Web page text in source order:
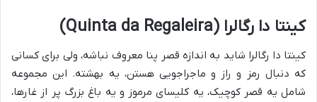
کینتا دا رگالرا (Quinta da Regaleira)
کینتا دا رگالرا شاید به اندازه قصر پنا معروف نباشه، ولی برای کسانی
که دنبال رمز و راز و ماجراجویی هستن، یه بهشته. این مجموعه
شامل یه قصر کوچیک، یه کلیسای مرموز و یه باغ بزرگ پر از غارها،